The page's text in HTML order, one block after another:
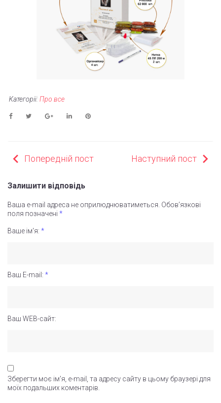
Категорії:Про все
FacebookTwitter Google+ LinkedIn
НАВІГАЦІЯ
Попередній пост Наступний пост
Залишити відповідь
Ваша e-mail адреса не оприлюднюватиметься. Обов’язкові
поля позначені *
Ваше ім'я: *
Ваш E-mail: *
Ваш WEB-сайт:
Зберегти моє ім'я, e-mail, та адресу сайту в цьому браузері для
моїх подальших коментарів.